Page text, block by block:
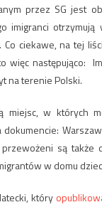
przez SG jest
imigranci
ciekawe, na tej
więc następująco:
na terenie Polski.
miejsc, w których
są
w domu
który